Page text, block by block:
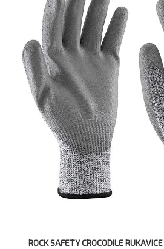
ROCK SAFETY CROCODILE